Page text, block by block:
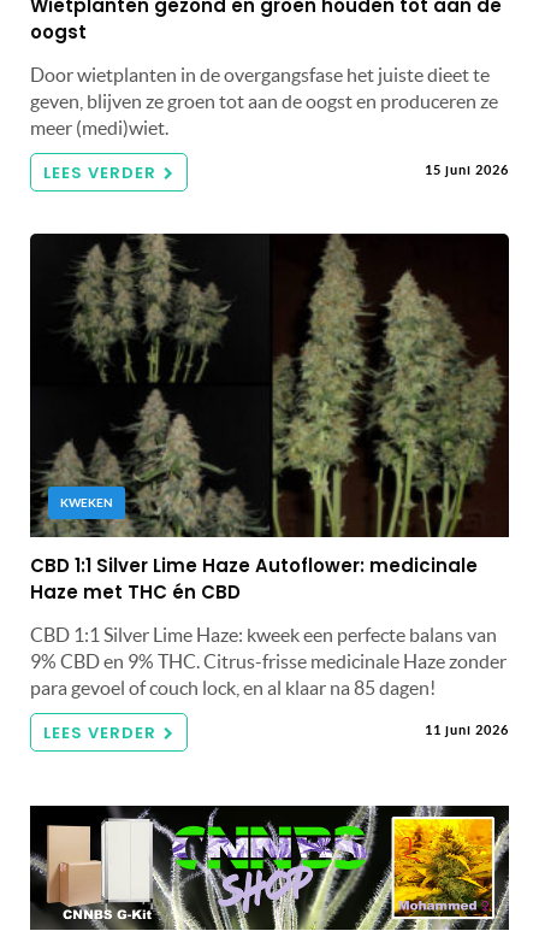
oogst
Door wietplanten in de overgangsfase het juiste dieet te
geven, blijven ze groen tot aan de oogst en produceren ze
meer (medi)wiet.
LEES VERDER 15 juni 2026
KWEKEN
CBD 1:1 Silver Lime Haze Autoflower: medicinale
Haze met THC én CBD
CBD 1:1 Silver Lime Haze: kweek een perfecte balans van
9% CBD en 9% THC. Citrus-frisse medicinale Haze zonder
para gevoel of couch lock, en al klaar na 85 dagen!
LEES VERDER 11 juni 2026